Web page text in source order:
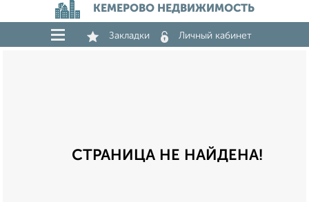
КЕМЕРОВО НЕДВИЖИМОСТЬ
Закладки Личный кабинет
СТРАНИЦА НЕ НАЙДЕНА!